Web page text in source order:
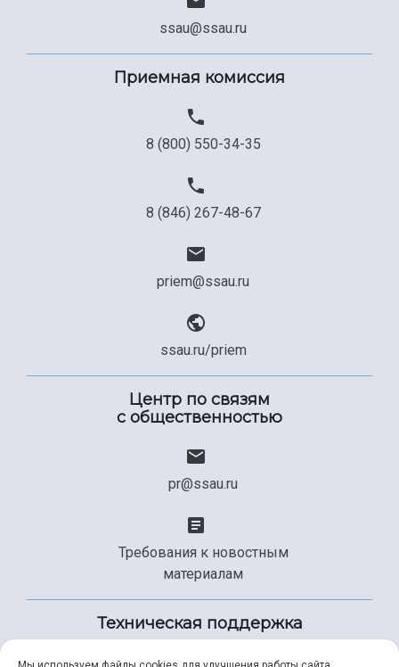
ssau@ssau.ru
Приемная комиссия
8 (800) 550-34-35
8 (846) 267-48-67
priem@ssau.ru
ssau.ru/priem
Центр по связям
с общественностью
pr@ssau.ru
Требования к новостным
материалам
Техническая поддержка